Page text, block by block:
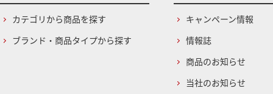
カテゴリから商品を探す
ブランド・商品タイプから探す
キャンペーン情報
情報誌
商品のお知らせ
当社のお知らせ